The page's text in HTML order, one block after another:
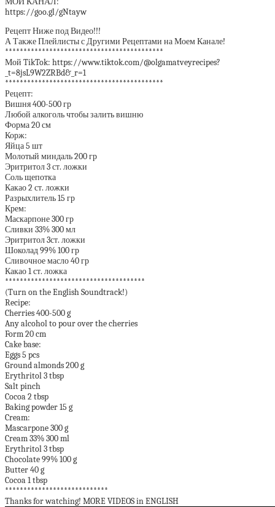
https://goo.gl/gNtayw
Рецепт Ниже под Видео!!!
А Также Плейлисты с Другими Рецептами на Моем Канале!
*******************************************
Мой TikTok: https://www.tiktok.com/@olgamatveyrecipes?
_t=8jsL9W2ZRBd&_r=1
*******************************************
Рецепт:
Вишня 400-500 гр
Любой алкоголь чтобы залить вишню
Форма 20 см
Корж:
Яйца 5 шт
Молотый миндаль 200 гр
Эритритол 3 ст. ложки
Соль щепотка
Какао 2 ст. ложки
Разрыхлитель 15 гр
Крем:
Маскарпоне 300 гр
Сливки 33% 300 мл
Эритритол 3ст. ложки
Шоколад 99% 100 гр
Сливочное масло 40 гр
Какао 1 ст. ложка
**************************************
(Turn on the English Soundtrack!)
Recipe:
Cherries 400-500 g
Any alcohol to pour over the cherries
Form 20 cm
Cake base:
Eggs 5 pcs
Ground almonds 200 g
Erythritol 3 tbsp
Salt pinch
Cocoa 2 tbsp
Baking powder 15 g
Cream:
Mascarpone 300 g
Cream 33% 300 ml
Erythritol 3 tbsp
Chocolate 99% 100 g
Butter 40 g
Cocoa 1 tbsp
****************************
Thanks for watching! MORE VIDEOS in ENGLISH